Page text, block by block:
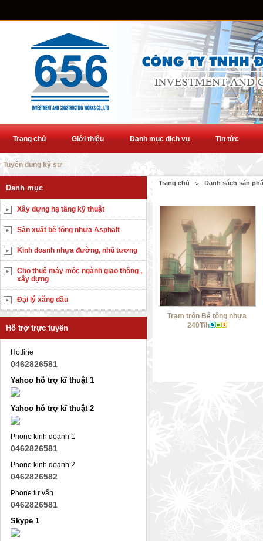
Trang chủ Giới thiệu Danh mục dịch vụ Tin tức
Tuyển dụng kỹ sư
Trang chủ Danh sách sản
Trạm trộn Bê tông nhựa
240T/h
Danh mục
Xây dựng hạ tầng kỹ thuật
Sản xuất bê tông nhựa Asphalt
Kinh doanh nhựa đường, nhũ tương
Cho thuê máy móc ngành giao thông ,
xây dựng
Đại lý xăng dầu
Hỗ trợ trực tuyến
Hotline
0462826581
Yahoo hỗ trợ kĩ thuật 1
Yahoo hỗ trợ kĩ thuật 2
Phone kinh doanh 1
0462826581
Phone kinh doanh 2
0462826582
Phone tư vấn
0462826581
Skype 1